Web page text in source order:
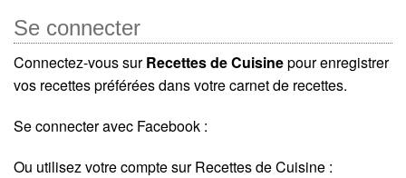
Se connecter
Connectez-vous surRecettes de Cuisinepour enregistrer
vos recettes préférées dans votre carnet de recettes.
Se connecter avec Facebook :
Ou utilisez votre compte sur Recettes de Cuisine :